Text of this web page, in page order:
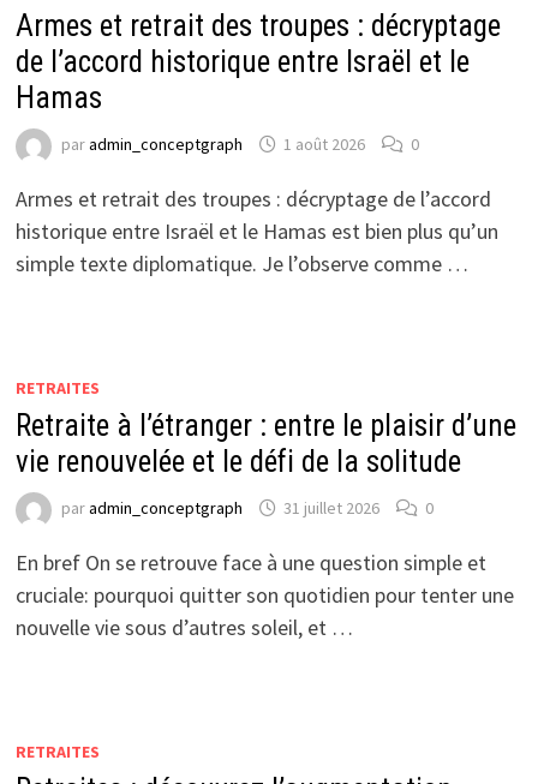
Armes et retrait des troupes : décryptage
de l’accord historique entre Israël et le
Hamas
paradmin_conceptgraph 1 août 2026 0
Armes et retrait des troupes : décryptage de l’accord
historique entre Israël et le Hamas est bien plus qu’un
simple texte diplomatique. Je l’observe comme …
RETRAITES
Retraite à l’étranger : entre le plaisir d’une
vie renouvelée et le défi de la solitude
paradmin_conceptgraph 31 juillet 2026 0
En bref On se retrouve face à une question simple et
cruciale: pourquoi quitter son quotidien pour tenter une
nouvelle vie sous d’autres soleil, et …
RETRAITES